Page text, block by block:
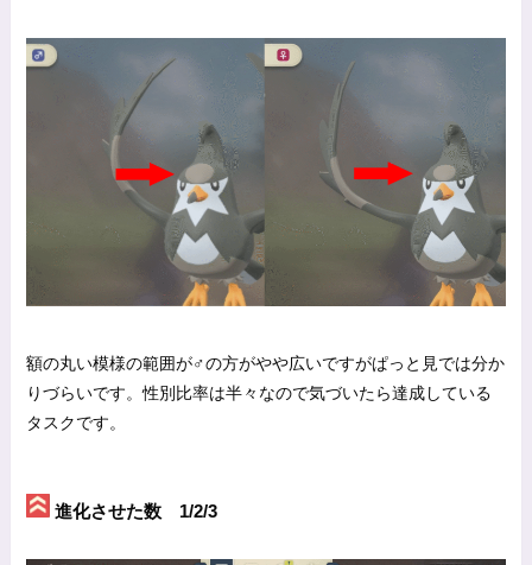
額の丸い模様の範囲が♂の方がやや広いですがぱっと見では分か
りづらいです。性別比率は半々なので気づいたら達成している
タスクです。
進化させた数 1/2/3